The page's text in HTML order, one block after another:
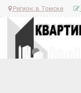
Регион: в Томске